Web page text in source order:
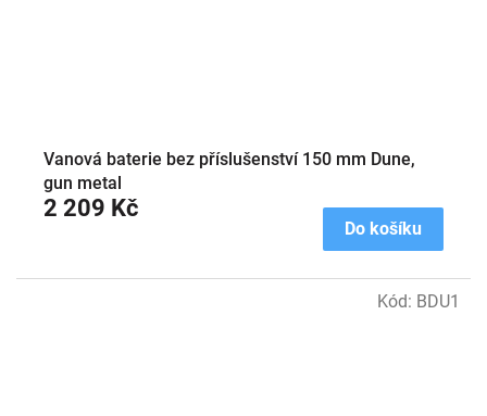
Vanová baterie bez příslušenství 150 mm Dune,
gun metal
2 209 Kč
Do košíku
Kód: BDU1